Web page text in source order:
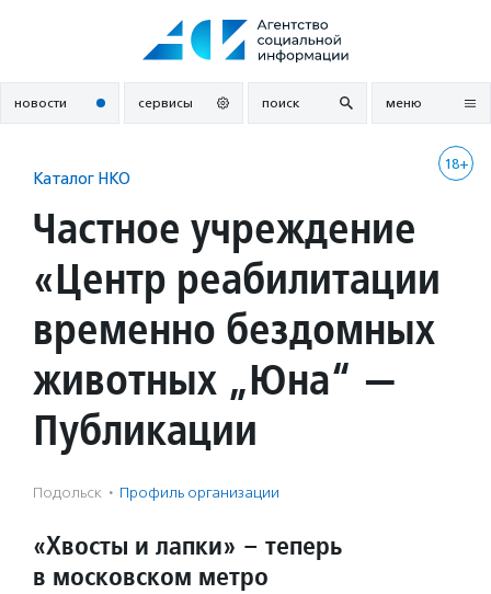
новости сервисы поиск меню
18+
Каталог НКО
Частное учреждение
«Центр реабилитации
временно бездомных
животных „Юна“ —
Публикации
Подольск · Профиль организации
«Хвосты и лапки» – теперь
в московском метро